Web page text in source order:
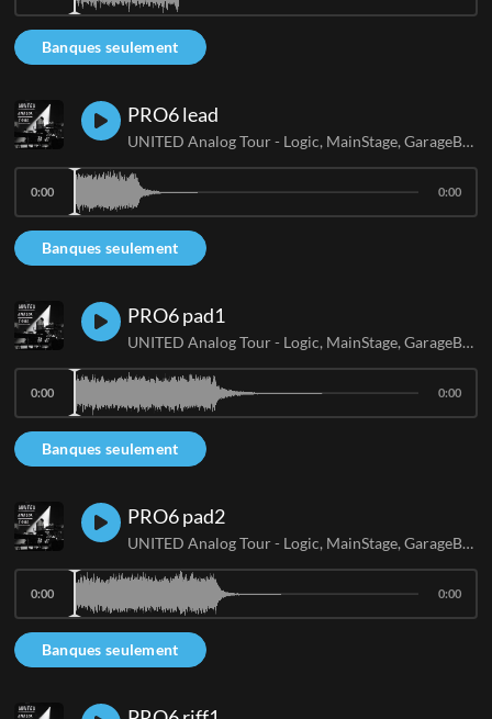
Banques seulement
PRO6 lead
UNITED Analog Tour - Logic, MainStage, GarageBand
Banques seulement
0:00 0:00
PRO6 pad1
UNITED Analog Tour - Logic, MainStage, GarageBand
Banques seulement
0:00 0:00
PRO6 pad2
UNITED Analog Tour - Logic, MainStage, GarageBand
Banques seulement
0:00 0:00